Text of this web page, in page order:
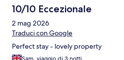
10/10 Eccezionale
2 mag 2026
Traduci con Google
Perfect stay - lovely property